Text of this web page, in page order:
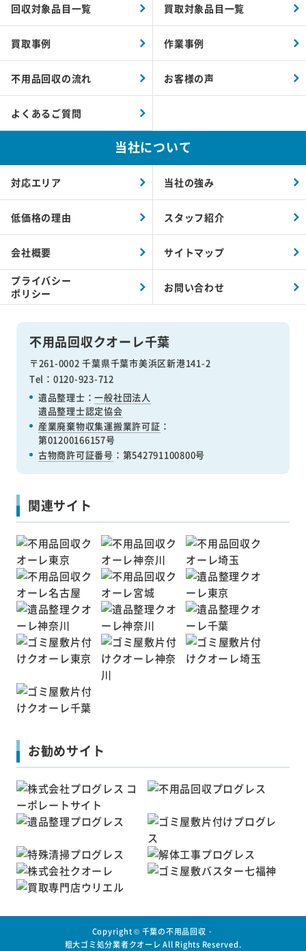
不用品回収クオーレ千葉
〒261-0002 千葉県千葉市美浜区新港141-2
Tel：0120-923-712
遺品整理士：一般社団法人
遺品整理士認定協会
産業廃棄物収集運搬業許可証 ：
第01200166157号
古物商許可証番号 ：第542791100800号
回収対象品目一覧 買取対象品目一覧
買取事例 作業事例
不用品回収の流れ お客様の声
よくあるご質問
当社について
対応エリア 当社の強み
低価格の理由 スタッフ紹介
会社概要 サイトマップ
プライバシー
ポリシー
お問い合わせ
関連サイト
お勧めサイト
Copyright © 千葉の不用品回収・
粗大ゴミ処分業者クオーレ All Rights Reserved.